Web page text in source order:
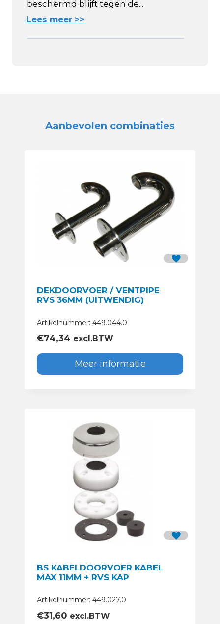
beschermd blijft tegen de...
Lees meer >>
Aanbevolen combinaties
DEKDOORVOER / VENTPIPE
RVS 36MM (UITWENDIG)
Artikelnummer: 449.044.0
€74,34 excl.BTW
Meer informatie
BS KABELDOORVOER KABEL
MAX 11MM + RVS KAP
Artikelnummer: 449.027.0
€31,60 excl.BTW